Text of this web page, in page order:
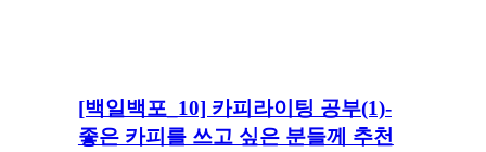
[백일백포_10] 카피라이팅 공부(1)-
좋은 카피를 쓰고 싶은 분들께 추천